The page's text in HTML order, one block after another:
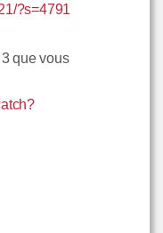
?s=4791
que vous